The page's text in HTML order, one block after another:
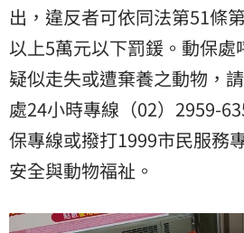
出，違反者可依同法第51條
以上5萬元以下罰鍰。動保
疑似走失或遭棄養之動物，
處24小時專線（02）2959-
保專線或撥打1999市民服務
安全與動物福祉。